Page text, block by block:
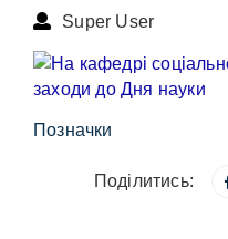
Super User
Позначки
Поділитись: